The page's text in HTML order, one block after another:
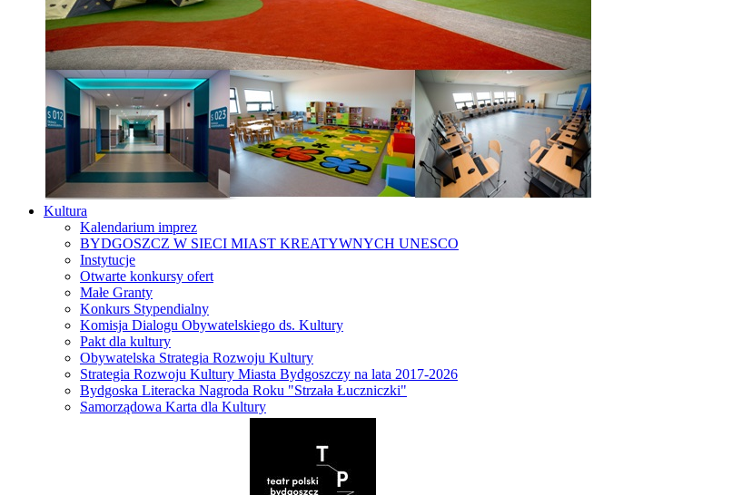
Kultura
Kalendarium imprez
BYDGOSZCZ W SIECI MIAST KREATYWNYCH UNESCO
Instytucje
Otwarte konkursy ofert
Małe Granty
Konkurs Stypendialny
Komisja Dialogu Obywatelskiego ds. Kultury
Pakt dla kultury
Obywatelska Strategia Rozwoju Kultury
Strategia Rozwoju Kultury Miasta Bydgoszczy na lata 2017-2026
Bydgoska Literacka Nagroda Roku "Strzała Łuczniczki"
Samorządowa Karta dla Kultury